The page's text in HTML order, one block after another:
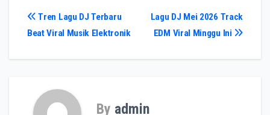
Post
Lagu DJ Mei 2026 Track
EDM Viral Minggu Ini
Tren Lagu DJ Terbaru
Beat Viral Musik Elektronik
By admin